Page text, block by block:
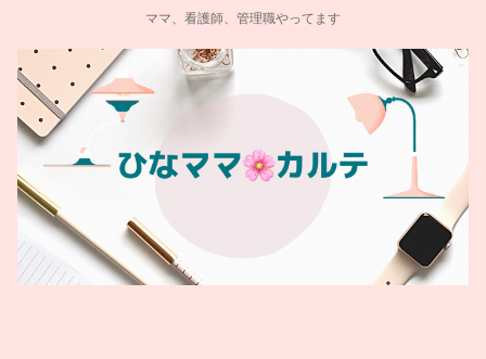
ママ、看護師、管理職やってます